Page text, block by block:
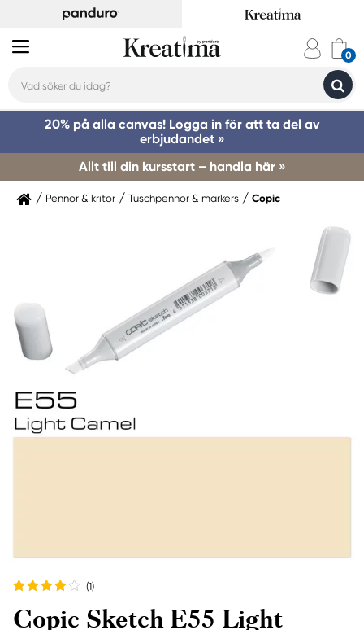
20% på alla canvas! Logga in för att ta del av
erbjudandet »
Allt till din kursstart – handla här »
Pennor & kritor Tuschpennor & markers Copic
(1)
Copic Sketch E55 Light